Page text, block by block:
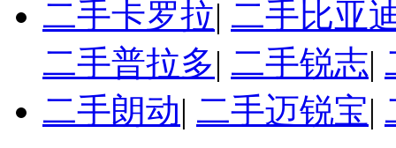
二手卡罗拉| 二手比亚
二手普拉多| 二手锐志|
二手朗动| 二手迈锐宝|